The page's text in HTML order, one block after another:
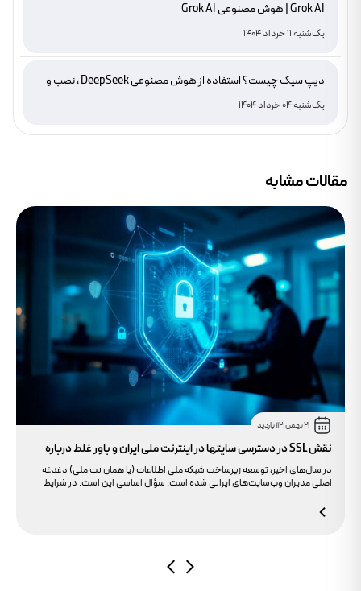
Grok AI | هوش مصنوعی Grok AI
یک‌شنبه 11 خرداد 1404
دیپ سیک چیست؟ استفاده از هوش مصنوعی DeepSeek ، نصب و
دانلود
یک‌شنبه 04 خرداد 1404
مقالات مشابه
21 بهمن |112 بازدید
نقش SSL در دسترسی سایتها در اینترنت ملی ایران و باور غلط درباره
دامنه های IR
در سال‌های اخیر، توسعه زیرساخت شبکه ملی اطلاعات (یا همان نت ملی) دغدغه
اصلی مدیران وب‌سایت‌های ایرانی شده است. سؤال اساسی این است: در شرایط